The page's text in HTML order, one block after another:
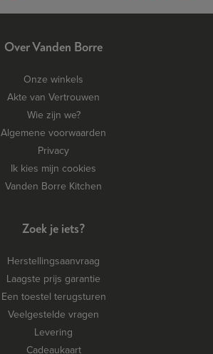
Over Vanden Borre
Onze winkels
Akte van Vertrouwen
Wie zijn we?
Algemene voorwaarden
Privacy
Ik kies mijn cookies
Vanden Borre Kitchen
Zoek je iets?
Herstellingsaanvraag
Laagste prijs garantie
Een toestel terugsturen
Veelgestelde vragen
Levering
Cadeaukaart